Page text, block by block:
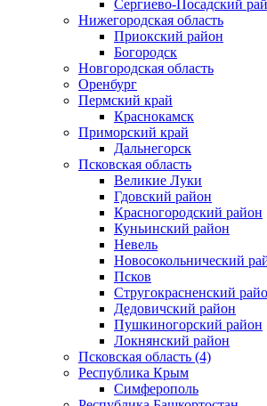
Сергиево-Посадский
Нижегородская область
Приокский район
Богородск
Новгородская область
Оренбург
Пермский край
Краснокамск
Приморский край
Дальнегорск
Псковская область
Великие Луки
Гдовский район
Красногородский район
Куньинский район
Невель
Новосокольнический
Псков
Стругокрасненский
Дедовичский район
Пушкиногорский район
Локнянский район
Псковская область (4)
Республика Крым
Симферополь